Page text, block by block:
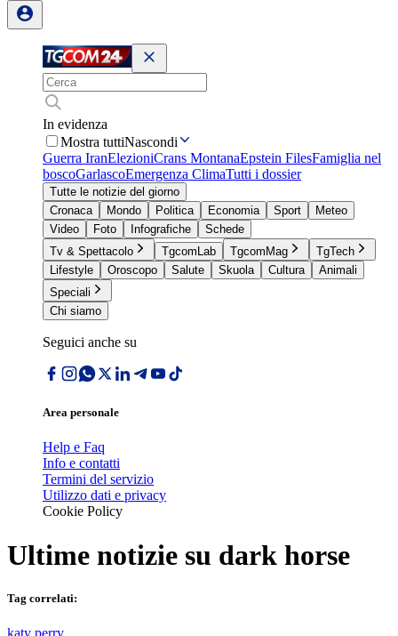
In evidenza
Mostra tuttiNascondi
Guerra IranElezioniCrans MontanaEpstein FilesFamiglia nel
boscoGarlascoEmergenza ClimaTutti i dossier
Tutte le notizie del giorno
Cronaca
Mondo Politica Economia Sport
Meteo
Video
Foto Infografiche
Schede
Tv & Spettacolo
TgcomLab TgcomMag
TgTech
Lifestyle
Oroscopo Salute Skuola Cultura
Animali
Speciali
Chi siamo
Seguici anche su
Area personale
Help e Faq
Info e contatti
Termini del servizio
Utilizzo dati e privacy
Cookie Policy
Ultime notizie su dark horse
Tag correlati: